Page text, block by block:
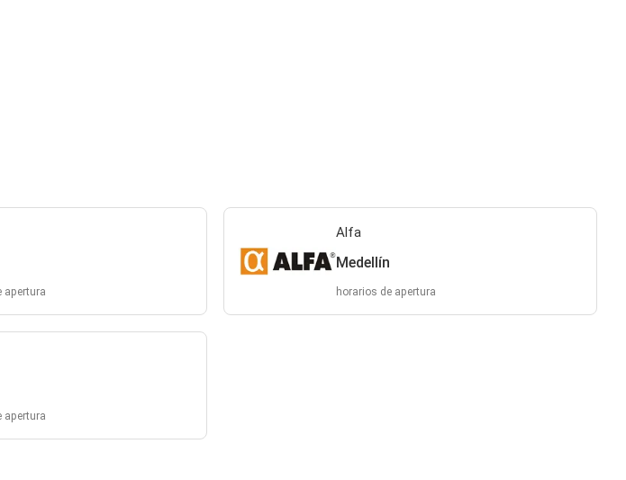
apertura
Alfa
Medellín
horarios de apertura
apertura